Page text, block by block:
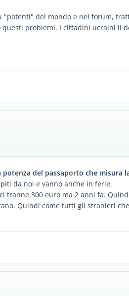
"potenti" del mondo e nel forum,
problemi. I cittadini ucraini li
del passaporto che misura
da noi e vanno anche in ferie.
tranne 300 euro ma 2 anni fa.
Quindi come tutti gli stranieri